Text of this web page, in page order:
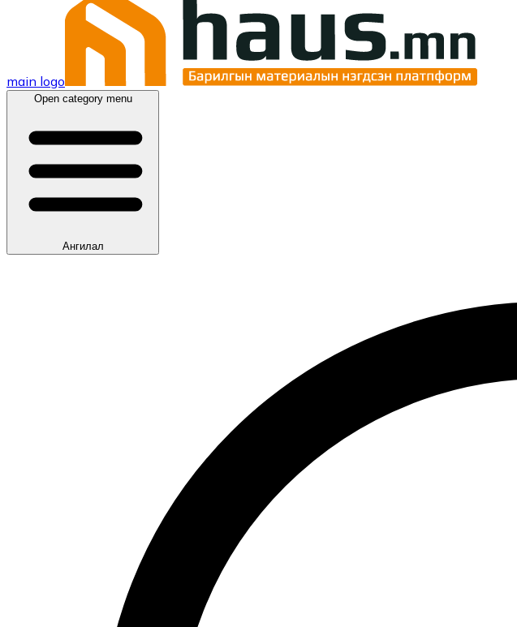
main logo
Open category menu
Ангилал